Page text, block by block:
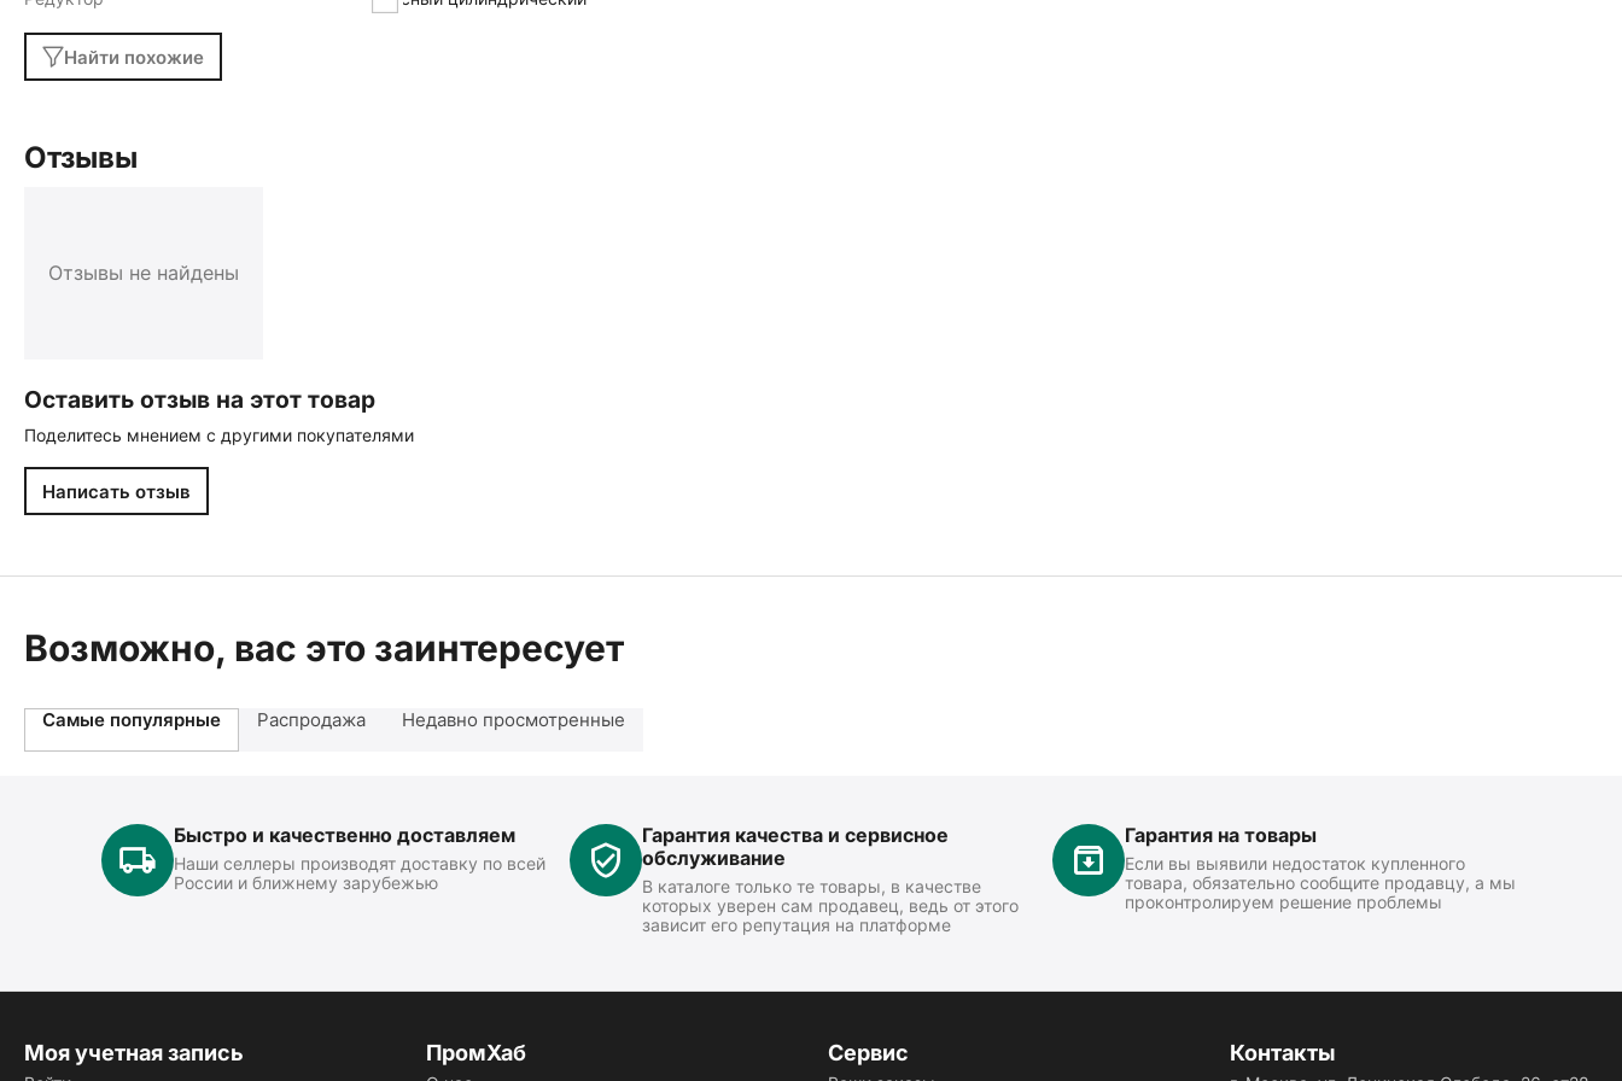
Найти похожие
Отзывы
Отзывы не найдены
Оставить отзыв на этот товар
Поделитесь мнением с другими покупателями
Написать отзыв
Возможно, вас это заинтересует
Самые популярные Распродажа Недавно просмотренные
Быстро и качественно доставляем
Наши селлеры производят доставку по всей
России и ближнему зарубежью
Гарантия качества и сервисное
обслуживание
В каталоге только те товары, в качестве
которых уверен сам продавец, ведь от этого
зависит его репутация на платформе
Гарантия на товары
Если вы выявили недостаток купленного
товара, обязательно сообщите продавцу, а мы
проконтролируем решение проблемы
Моя учетная запись ПромХаб Сервис Контакты